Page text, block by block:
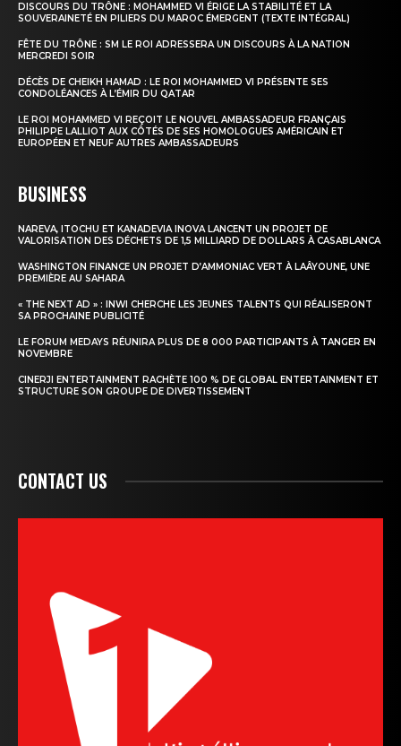
DISCOURS DU TRÔNE : MOHAMMED VI ÉRIGE LA STABILITÉ ET LA
SOUVERAINETÉ EN PILIERS DU MAROC ÉMERGENT (TEXTE INTÉGRAL)
FÊTE DU TRÔNE : SM LE ROI ADRESSERA UN DISCOURS À LA NATION
MERCREDI SOIR
DÉCÈS DE CHEIKH HAMAD : LE ROI MOHAMMED VI PRÉSENTE SES
CONDOLÉANCES À L’ÉMIR DU QATAR
LE ROI MOHAMMED VI REÇOIT LE NOUVEL AMBASSADEUR FRANÇAIS
PHILIPPE LALLIOT AUX CÔTÉS DE SES HOMOLOGUES AMÉRICAIN ET
EUROPÉEN ET NEUF AUTRES AMBASSADEURS
BUSINESS
NAREVA, ITOCHU ET KANADEVIA INOVA LANCENT UN PROJET DE
VALORISATION DES DÉCHETS DE 1,5 MILLIARD DE DOLLARS À CASABLANCA
WASHINGTON FINANCE UN PROJET D’AMMONIAC VERT À LAÂYOUNE, UNE
PREMIÈRE AU SAHARA
« THE NEXT AD » : INWI CHERCHE LES JEUNES TALENTS QUI RÉALISERONT
SA PROCHAINE PUBLICITÉ
LE FORUM MEDAYS RÉUNIRA PLUS DE 8 000 PARTICIPANTS À TANGER EN
NOVEMBRE
CINERJI ENTERTAINMENT RACHÈTE 100 % DE GLOBAL ENTERTAINMENT ET
STRUCTURE SON GROUPE DE DIVERTISSEMENT
CONTACT US